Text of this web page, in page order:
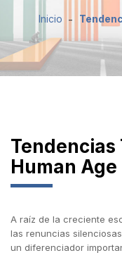
Inicio
Tendencias
Human Age
A raíz de la creciente
las renuncias
un diferenciador